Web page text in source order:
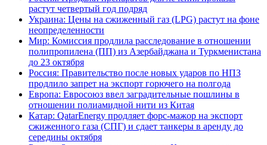
растут четвертый год подряд
Украина: Цены на сжиженный газ (LPG) растут на фоне
неопределенности
Мир: Комиссия продлила расследование в отношении
полипропилена (ПП) из Азербайджана и Туркменистана
до 23 октября
Россия: Правительство после новых ударов по НПЗ
продлило запрет на экспорт горючего на полгода
Европа: Евросоюз ввел заградительные пошлины в
отношении полиамидной нити из Китая
Катар: QatarEnergy продляет форс-мажор на экспорт
сжиженного газа (СПГ) и сдает танкеры в аренду до
середины октября